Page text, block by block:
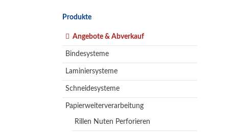
Navigation
Produkte
Angebote & Abverkauf
Bindesysteme
Laminiersysteme
Schneidesysteme
Papierweiterverarbeitung
Rillen Nuten Perforieren